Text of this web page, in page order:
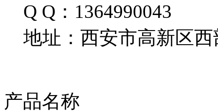
Q Q：1364990043
地址：西安市高新区西
产品名称